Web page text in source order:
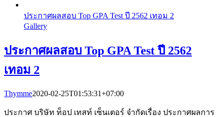
ประกาศผลสอบ Top GPA Test ปี 2562 เทอม 2
Gallery
ประกาศผลสอบ Top GPA Test ปี 2562
เทอม 2
Thymme2020-02-25T01:53:31+07:00
ประกาศ บริษัท ท็อป เทสท์ เซ็นเตอร์ จำกัดเรื่อง ประกาศผลการ